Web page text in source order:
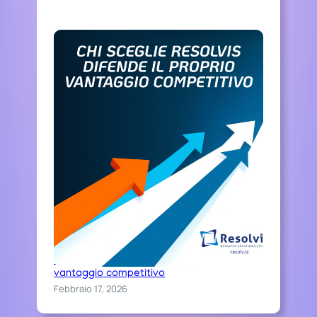
M
P
E
T
Chi sceglie Resolvis difende il proprio
vantaggio competitivo
Febbraio 17, 2026